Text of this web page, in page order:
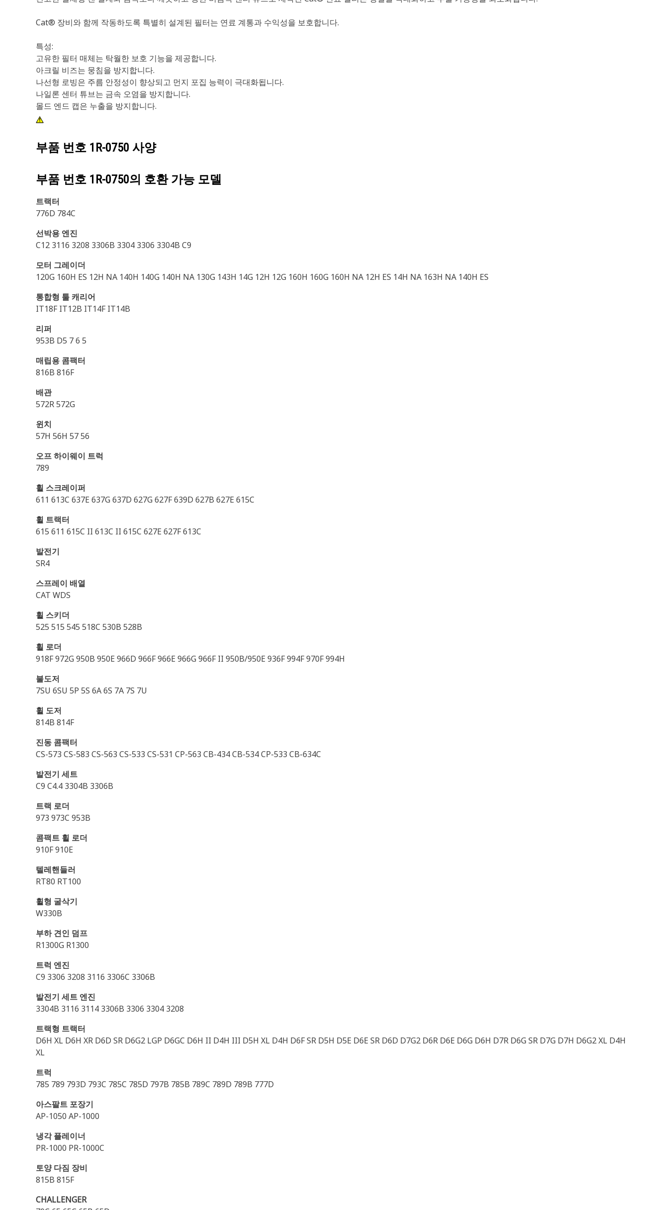
Cat® 장비와 함께 작동하도록 특별히 설계된 필터는 연료 계통과 수익성을 보호합니다.
특성:
고유한 필터 매체는 탁월한 보호 기능을 제공합니다.
아크릴 비즈는 뭉침을 방지합니다.
나선형 로빙은 주름 안정성이 향상되고 먼지 포집 능력이 극대화됩니다.
나일론 센터 튜브는 금속 오염을 방지합니다.
몰드 엔드 캡은 누출을 방지합니다.
부품 번호 1R-0750 사양
부품 번호 1R-0750의 호환 가능 모델
트랙터
776D 784C
선박용 엔진
C12 3116 3208 3306B 3304 3306 3304B C9
모터 그레이더
120G 160H ES 12H NA 140H 140G 140H NA 130G 143H 14G 12H 12G 160H 160G 160H NA 12H ES 14H NA 163H NA 140H ES
통합형 툴 캐리어
IT18F IT12B IT14F IT14B
리퍼
953B D5 7 6 5
매립용 콤팩터
816B 816F
배관
572R 572G
윈치
57H 56H 57 56
오프 하이웨이 트럭
789
휠 스크레이퍼
611 613C 637E 637G 637D 627G 627F 639D 627B 627E 615C
휠 트랙터
615 611 615C II 613C II 615C 627E 627F 613C
발전기
SR4
스프레이 배열
CAT WDS
휠 스키더
525 515 545 518C 530B 528B
휠 로더
918F 972G 950B 950E 966D 966F 966E 966G 966F II 950B/950E 936F 994F 970F 994H
불도저
7SU 6SU 5P 5S 6A 6S 7A 7S 7U
휠 도저
814B 814F
진동 콤팩터
CS-573 CS-583 CS-563 CS-533 CS-531 CP-563 CB-434 CB-534 CP-533 CB-634C
발전기 세트
C9 C4.4 3304B 3306B
트랙 로더
973 973C 953B
콤팩트 휠 로더
910F 910E
텔레핸들러
RT80 RT100
휠형 굴삭기
W330B
부하 견인 덤프
R1300G R1300
트럭 엔진
C9 3306 3208 3116 3306C 3306B
발전기 세트 엔진
3304B 3116 3114 3306B 3306 3304 3208
트랙형 트랙터
D6H XL D6H XR D6D SR D6G2 LGP D6GC D6H II D4H III D5H XL D4H D6F SR D5H D5E D6E SR D6D D7G2 D6R D6E D6G D6H D7R D6G SR D7G D7H D6G2 XL D4H
XL
트럭
785 789 793D 793C 785C 785D 797B 785B 789C 789D 789B 777D
아스팔트 포장기
AP-1050 AP-1000
냉각 플레이너
PR-1000 PR-1000C
토양 다짐 장비
815B 815F
CHALLENGER